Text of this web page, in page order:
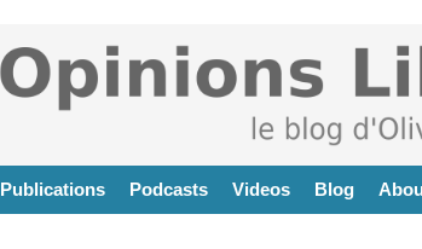
Publications Podcasts Videos Blog